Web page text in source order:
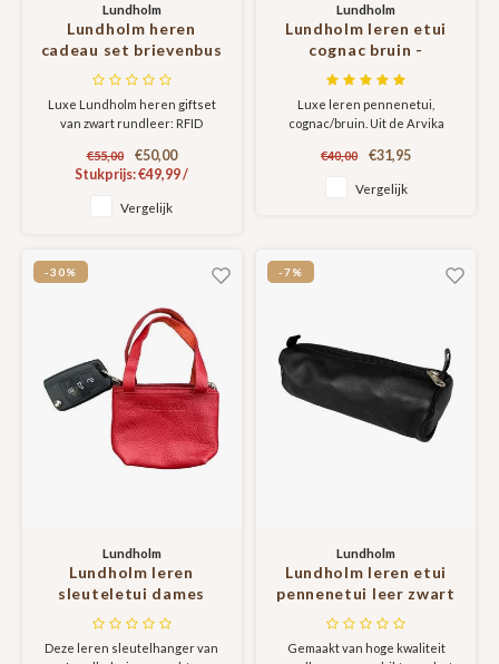
Lundholm
Lundholm heren
cadeau set brievenbus
geschenkdoos -
mannen cadeautjes
leren pasjeshouder -
RFID
creditcardhouder safe
- cadeau voor man -
- leren armband
sleutelhanger luxe
cadeau voor man -
portefeuille zwart
Luxe Lundholm heren giftset
van zwart rundleer: RFID
armband en sleutelhanger met
bieropener. Scandinavisch
Perfect cadeau voor Vaderdag,
€55,00
€50,00
Stukprijs:€49,99/
Vergelijk
Lundholm
Lundholm leren etui
cognac bruin -
Lundholm Arvika serie
etuis
Luxe leren pennenetui,
cognac/bruin. Uit de Arvika
€40,00
€31,95
Vergelijk
-30%
Lundholm
Lundholm leren
sleuteletui dames
rood, auto
sleutelhanger dames
autosleutel hoesje -
Deze leren sleutelhanger van
-7%
Lundholm
Lundholm leren etui
pennenetui leer zwart
- pennenzak
volwassenen - cadeau
voor man verjaardag -
Gemaakt van hoge kwaliteit